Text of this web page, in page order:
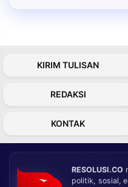
KIRIM TULISAN
REDAKSI
KONTAK
RESOLUSI.CO
politik, sosial,